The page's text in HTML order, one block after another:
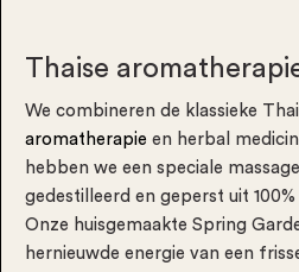
Thaise
We combineren de klassieke
aromatherapie en herbal
hebben we een speciale
gedestilleerd en geperst uit
Onze huisgemaakte Spring
hernieuwde energie van een